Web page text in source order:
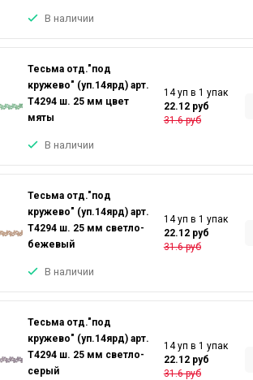
В наличии
Тесьма отд."под
кружево" (уп.14ярд) арт.
T4294 ш. 25 мм цвет
мяты
В наличии
14 уп в 1 упак
22.12 руб
31.6 руб
Тесьма отд."под
кружево" (уп.14ярд) арт.
T4294 ш. 25 мм светло-
бежевый
В наличии
14 уп в 1 упак
22.12 руб
31.6 руб
Тесьма отд."под
кружево" (уп.14ярд) арт.
T4294 ш. 25 мм светло-
серый
14 уп в 1 упак
22.12 руб
31.6 руб